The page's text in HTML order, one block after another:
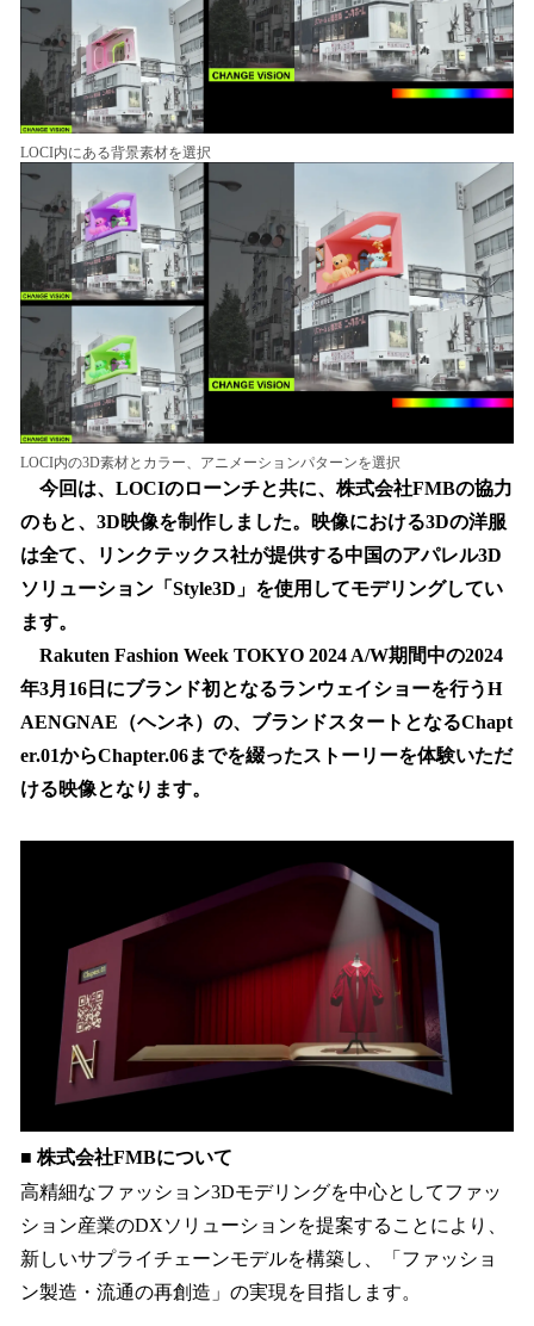
LOCI内にある背景素材を選択
LOCI内の3D素材とカラー、アニメーションパターンを選択
今回は、LOCIのローンチと共に、株式会社FMBの協力
のもと、3D映像を制作しました。映像における3Dの洋服
は全て、リンクテックス社が提供する中国のアパレル3D
ソリューション「Style3D」を使用してモデリングしてい
ます。
Rakuten Fashion Week TOKYO 2024 A/W期間中の2024
年3月16日にブランド初となるランウェイショーを行うH
AENGNAE（ヘンネ）の、ブランドスタートとなるChapt
er.01からChapter.06までを綴ったストーリーを体験いただ
ける映像となります。
■ 株式会社FMBについて
高精細なファッション3Dモデリングを中心としてファッ
ション産業のDXソリューションを提案することにより、
新しいサプライチェーンモデルを構築し、「ファッショ
ン製造・流通の再創造」の実現を目指します。